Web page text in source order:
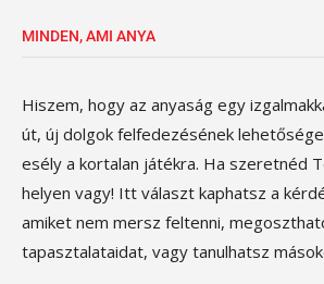
MINDEN, AMI ANYA
Hiszem, hogy az anyaság egy
út, új dolgok felfedezésének
esély a kortalan játékra. Ha szeretnéd
helyen vagy! Itt választ kaphatsz a
amiket nem mersz feltenni,
tapasztalataidat, vagy tanulhatsz